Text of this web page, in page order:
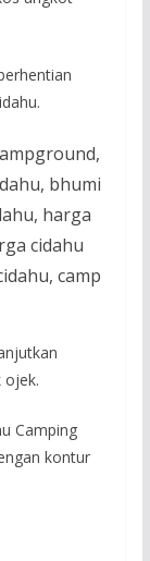
ojek.
Camping
kontur